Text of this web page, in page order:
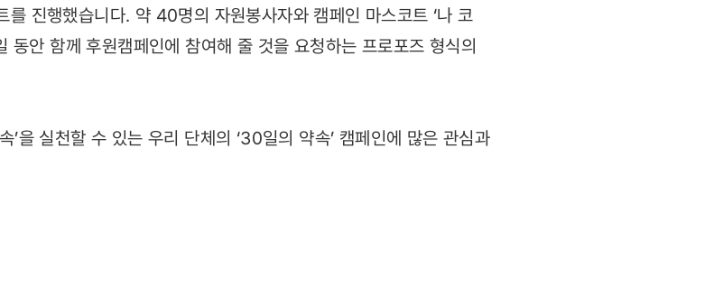
를 진행했습니다. 약 40명의 자원봉사자와 캠페인 마스코트 ‘나 코
동안 함께 후원캠페인에 참여해 줄 것을 요청하는 프로포즈 형식의
’을 실천할 수 있는 우리 단체의 ‘30일의 약속’ 캠페인에 많은 관심과